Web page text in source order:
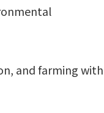
and farming with